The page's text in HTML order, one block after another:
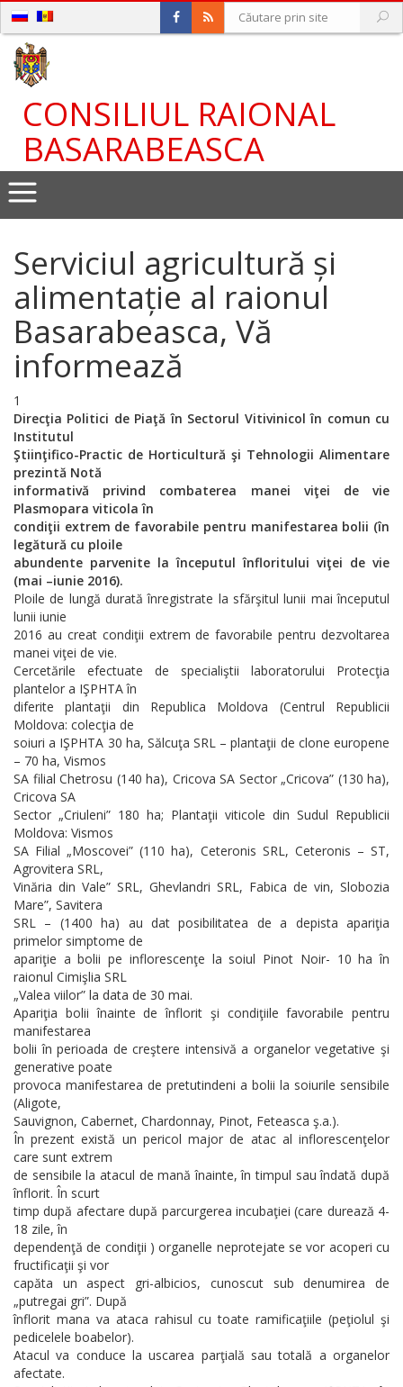
CONSILIUL RAIONAL
BASARABEASCA
Serviciul agricultură și
alimentație al raionul
Basarabeasca, Vă
informează
1
Direcţia Politici de Piaţă în Sectorul Vitivinicol în comun cu
Institutul
Ştiinţifico-Practic de Horticultură şi Tehnologii Alimentare
prezintă Notă
informativă privind combaterea manei viţei de vie
Plasmopara viticola în
condiţii extrem de favorabile pentru manifestarea bolii (în
legătură cu ploile
abundente parvenite la începutul înfloritului viţei de vie
(mai –iunie 2016).
Ploile de lungă durată înregistrate la sfărşitul lunii mai începutul
lunii iunie
2016 au creat condiţii extrem de favorabile pentru dezvoltarea
manei viţei de vie.
Cercetările efectuate de specialiştii laboratorului Protecţia
plantelor a IŞPHTA în
diferite plantaţii din Republica Moldova (Centrul Republicii
Moldova: colecţia de
soiuri a IŞPHTA 30 ha, Sălcuţa SRL – plantaţii de clone europene
– 70 ha, Vismos
SA filial Chetrosu (140 ha), Cricova SA Sector „Cricova” (130 ha),
Cricova SA
Sector „Criuleni” 180 ha; Plantaţii viticole din Sudul Republicii
Moldova: Vismos
SA Filial „Moscovei” (110 ha), Ceteronis SRL, Ceteronis – ST,
Agrovitera SRL,
Vinăria din Vale” SRL, Ghevlandri SRL, Fabica de vin, Slobozia
Mare”, Savitera
SRL – (1400 ha) au dat posibilitatea de a depista apariţia
primelor simptome de
apariţie a bolii pe inflorescenţe la soiul Pinot Noir- 10 ha în
raionul Cimişlia SRL
„Valea viilor” la data de 30 mai.
Apariţia bolii înainte de înflorit şi condiţiile favorabile pentru
manifestarea
bolii în perioada de creştere intensivă a organelor vegetative şi
generative poate
provoca manifestarea de pretutindeni a bolii la soiurile sensibile
(Aligote,
Sauvignon, Cabernet, Chardonnay, Pinot, Feteasca ş.a.).
În prezent există un pericol major de atac al inflorescenţelor
care sunt extrem
de sensibile la atacul de mană înainte, în timpul sau îndată după
înflorit. În scurt
timp după afectare după parcurgerea incubaţiei (care durează 4-
18 zile, în
dependenţă de condiţii ) organelle neprotejate se vor acoperi cu
fructificaţii şi vor
capăta un aspect gri-albicios, cunoscut sub denumirea de
„putregai gri”. După
înflorit mana va ataca rahisul cu toate ramificaţiile (peţiolul şi
pedicelele boabelor).
Atacul va conduce la uscarea parţială sau totală a organelor
afectate.